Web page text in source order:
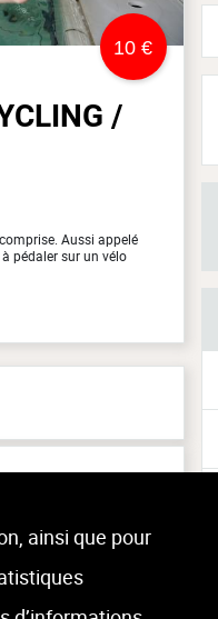
/
10 €
Aussi appelé
pédaler sur un vélo
ainsi que pour